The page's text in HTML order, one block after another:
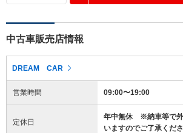
中古車販売店情報
DREAM CAR
営業時間 09:00〜19:00
定休日
年中無休 ※納車等で外
いますのでご了承くだ